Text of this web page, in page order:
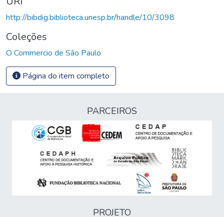
http://bibdig.biblioteca.unesp.br/handle/10/3098
Coleções
O Commercio de São Paulo
Página do item completo
PARCEIROS
PROJETO